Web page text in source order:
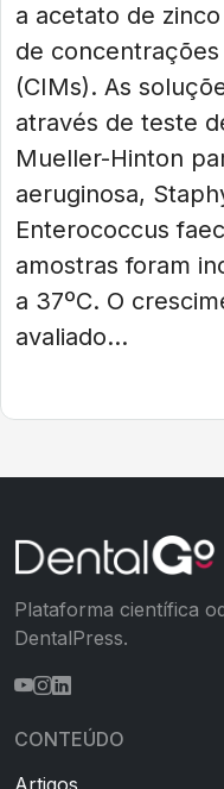
a acetato de
de
(CIMs). As
através de teste
Mueller-Hinton
aeruginosa,
Enterococcus
amostras foram
a 37ºC. O
avaliado...
Plataforma científica
DentalPress.
CONTEÚDO